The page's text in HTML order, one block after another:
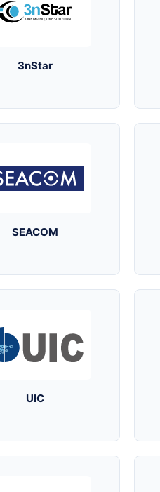
3nStar
SEACOM
UIC